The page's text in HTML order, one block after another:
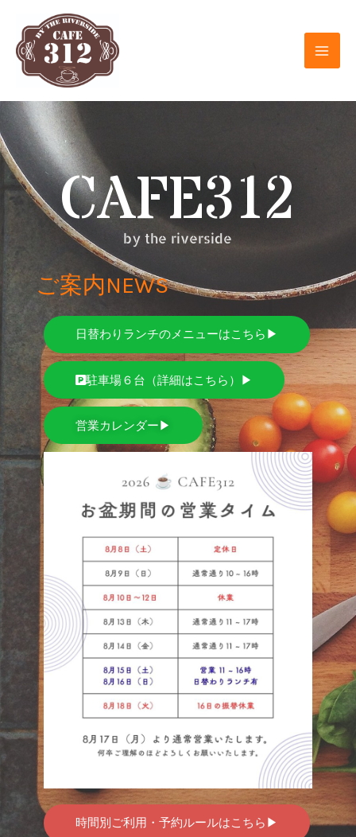
ッ
プ
CAFE312
by the riverside
ご案内NEWS
日替わりランチのメニューはこちら▶
駐車場６台（詳細はこちら）▶
営業カレンダー▶
時間別ご利用・予約ルールはこちら▶